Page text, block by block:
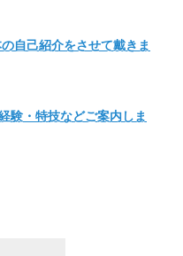
自己紹介をさせて戴きま
験・特技などご案内しま